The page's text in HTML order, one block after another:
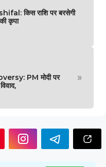
किस राशि पर बरसेगी
कृपा
PM मोदी पर
»